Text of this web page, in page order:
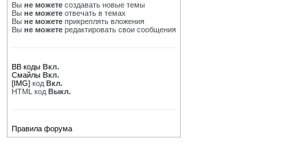
Вы не можете создавать новые темы
Вы не можете отвечать в темах
Вы не можете прикреплять вложения
Вы не можете редактировать свои сообщения
BB коды Вкл.
Смайлы Вкл.
[IMG] код Вкл.
HTML код Выкл.
Правила форума